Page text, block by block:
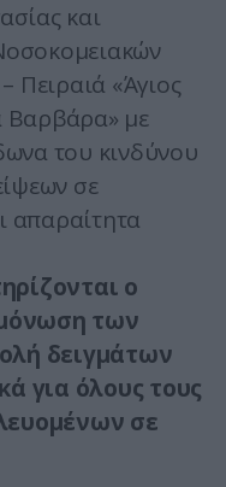
και
Πειραιά «Άγιος
Βαρβάρα» με
του κινδύνου
σε
απαραίτητα
ο
των
δειγμάτων
για όλους τους
σε